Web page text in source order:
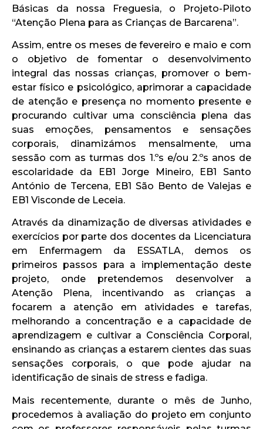
Básicas da nossa Freguesia, o Projeto-Piloto
“Atenção Plena para as Crianças de Barcarena”.
Assim, entre os meses de fevereiro e maio e com
o objetivo de fomentar o desenvolvimento
integral das nossas crianças, promover o bem-
estar físico e psicológico, aprimorar a capacidade
de atenção e presença no momento presente e
procurando cultivar uma consciência plena das
suas emoções, pensamentos e sensações
corporais, dinamizámos mensalmente, uma
sessão com as turmas dos 1.ºs e/ou 2.ºs anos de
escolaridade da EB1 Jorge Mineiro, EB1 Santo
António de Tercena, EB1 São Bento de Valejas e
EB1 Visconde de Leceia.
Através da dinamização de diversas atividades e
exercícios por parte dos docentes da Licenciatura
em Enfermagem da ESSATLA, demos os
primeiros passos para a implementação deste
projeto, onde pretendemos desenvolver a
Atenção Plena, incentivando as crianças a
focarem a atenção em atividades e tarefas,
melhorando a concentração e a capacidade de
aprendizagem e cultivar a Consciência Corporal,
ensinando as crianças a estarem cientes das suas
sensações corporais, o que pode ajudar na
identificação de sinais de stress e fadiga.
Mais recentemente, durante o mês de Junho,
procedemos à avaliação do projeto em conjunto